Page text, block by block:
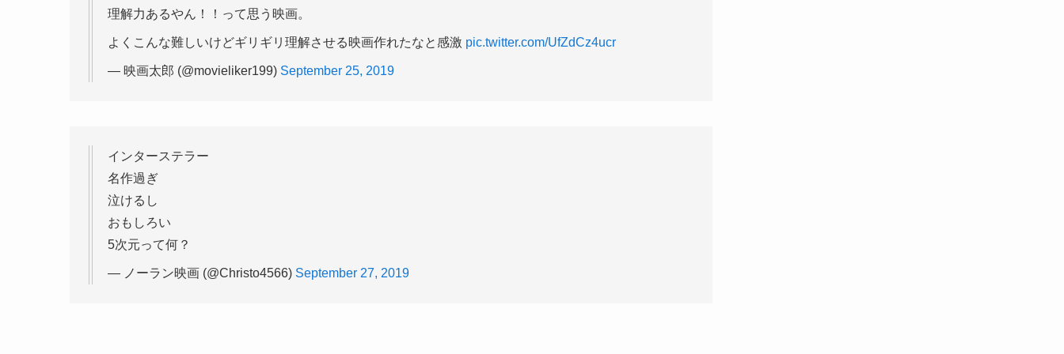
理解力あるやん！！って思う映画。
よくこんな難しいけどギリギリ理解させる映画作れたなと感激 pic.twitter.com/UfZdCz4ucr
— 映画太郎 (@movieliker199) September 25, 2019
インターステラー
名作過ぎ
泣けるし
おもしろい
5次元って何？
— ノーラン映画 (@Christo4566) September 27, 2019